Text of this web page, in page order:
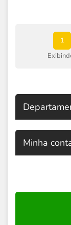
1
Minha